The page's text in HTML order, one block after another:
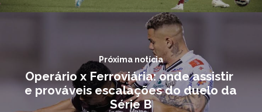
Próxima notícia
Operário x Ferroviária: onde assistir
e prováveis escalações do duelo da
Série B